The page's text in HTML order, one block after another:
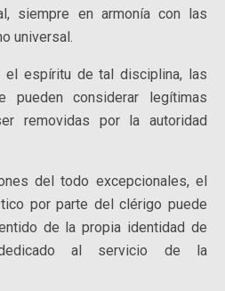
siempre en armonía con las
universal.
el espíritu de tal disciplina, las
pueden considerar legítimas
removidas por la autoridad
del todo excepcionales, el
por parte del clérigo puede
de la propia identidad de
dedicado al servicio de la